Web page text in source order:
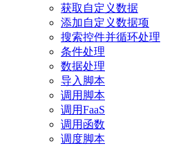
获取自定义数据
添加自定义数据项
搜索控件并循环处理
条件处理
数据处理
导入脚本
调用脚本
调用FaaS
调用函数
调度脚本